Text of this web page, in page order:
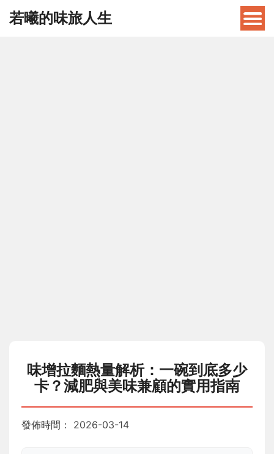
若曦的味旅人生
味增拉麵熱量解析：一碗到底多少
卡？減肥與美味兼顧的實用指南
發佈時間： 2026-03-14